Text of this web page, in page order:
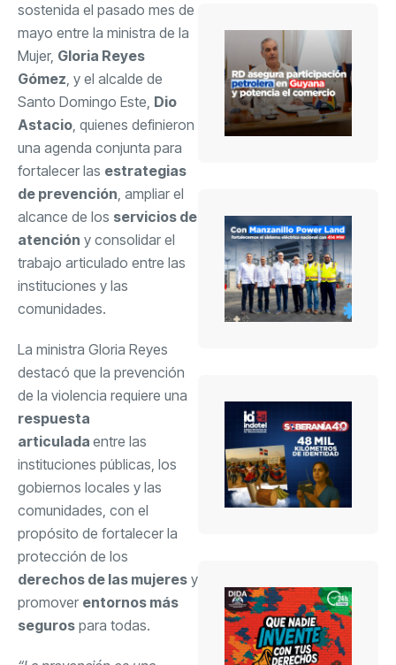
sostenida el pasado mes de
mayo entre la ministra de la
Mujer, Gloria Reyes
Gómez, y el alcalde de
Santo Domingo Este, Dio
Astacio, quienes definieron
una agenda conjunta para
fortalecer las estrategias
de prevención, ampliar el
alcance de los servicios de
atención y consolidar el
trabajo articulado entre las
instituciones y las
comunidades.
La ministra Gloria Reyes
destacó que la prevención
de la violencia requiere una
respuesta
articulada entre las
instituciones públicas, los
gobiernos locales y las
comunidades, con el
propósito de fortalecer la
protección de los
derechos de las mujeres y
promover entornos más
seguros para todas.